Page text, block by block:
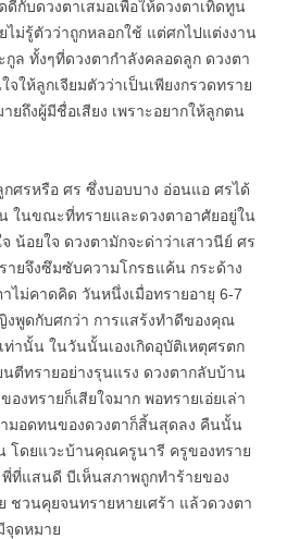
ดีกับดวงตาเสมอเพื่อให้ดวงตาเทิดทูน
ไม่รู้ตัวว่าถูกหลอกใช้ แต่ศกไปแต่งงาน
ล ทั้งๆที่ดวงตากำลังคลอดลูก ดวงตา
จให้ลูกเจียมตัวว่าเป็นเพียงกรวดทราย
ยถึงผู้มีชื่อเสียง เพราะอยากให้ลูกตน
ศรหรือ ศร ซึ่งบอบบาง อ่อนแอ ศรได้
ในขณะที่ทรายและดวงตาอาศัยอยู่ใน
น้อยใจ ดวงตามักจะด่าว่าเสาวนีย์ ศร
ายจึงซึมซับความโกรธแค้น กระด้าง
ไม่คาดคิด วันหนึ่งเมื่อทรายอายุ 6-7
พูดกับศกว่า การแสร้งทำดีของคุณ
ท่านั้น ในวันนั้นเองเกิดอุบัติเหตุศรตก
นตีทรายอย่างรุนแรง ดวงตากลับบ้าน
งทรายก็เสียใจมาก พอทรายเอ่ยเล่า
มอดทนของดวงตาก็สิ้นสุดลง คืนนั้น
โดยแวะบ้านคุณครูนารี ครูของทราย
ที่แสนดี บีเห็นสภาพถูกทำร้ายของ
ชวนคุยจนทรายหายเศร้า แล้วดวงตา
จุดหมาย